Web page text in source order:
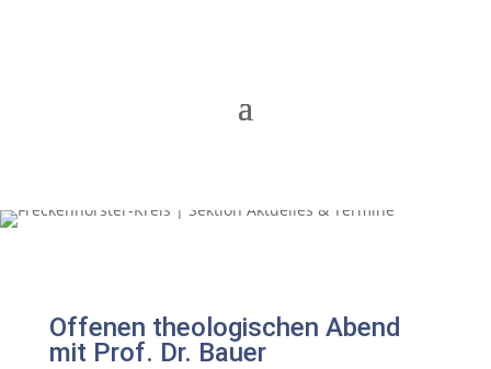
Offenen theologischen Abend
mit Prof. Dr. Bauer